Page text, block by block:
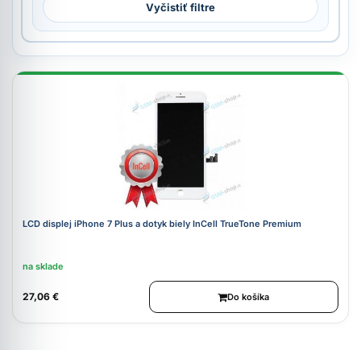
Vyčistiť filtre
LCD displej iPhone 7 Plus a dotyk biely InCell TrueTone Premium
na sklade
27,06 € Do košíka